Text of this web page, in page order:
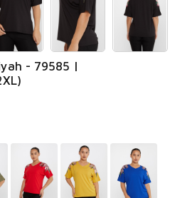
- 79585 |